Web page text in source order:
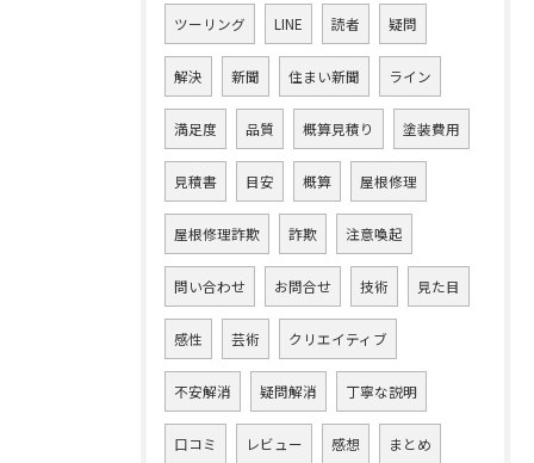
ツーリング LINE 読者 疑問
解決 新聞 住まい新聞 ライン
満足度 品質 概算見積り 塗装費用
見積書 目安 概算 屋根修理
屋根修理詐欺 詐欺 注意喚起
問い合わせ お問合せ 技術 見た目
感性 芸術 クリエイティブ
不安解消 疑問解消 丁寧な説明
口コミ レビュー 感想 まとめ